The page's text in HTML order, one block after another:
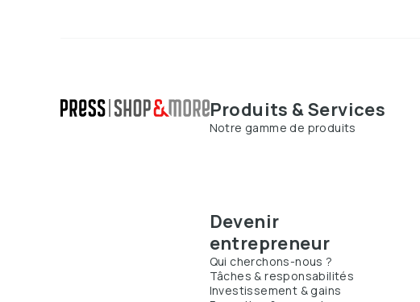
Produits & Services
Notre gamme de produits
Devenir
entrepreneur
Qui cherchons-nous ?
Tâches & responsabilités
Investissement & gains